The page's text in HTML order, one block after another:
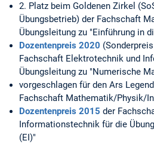
2. Platz beim Goldenen Zirkel
Übungsbetrieb) der Fachschaft
Übungsleitung zu "Einführung in
Dozentenpreis 2020
Fachschaft Elektrotechnik und
Übungsleitung zu "Numerische
vorgeschlagen für den Ars
Fachschaft Mathematik/Physik/
Dozentenpreis 2015 der
Informationstechnik für die
(EI)"